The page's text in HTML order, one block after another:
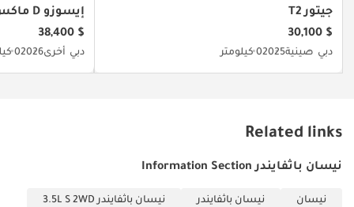
جيتور T2
$ 30,100
دبي صينية20250 كيلومتر
إيسوزو D ماكس
$ 38,400
دبي أخرى20260 كيلومتر
Related links
نيسان باثفايندر Information Section
نيسان نيسان باثفايندر نيسان باثفايندر 3.5L S 2WD
الخليجية، ولونها الأبيض، وفئة SV تجعلها الخيار الأمثل للاستثمار طويل
الأجل للعائلات في المنطقة.
تم إنشاء هذه الإحصاءات بواسطة الذكاء الاصطناعي اعتماداً على بيانات